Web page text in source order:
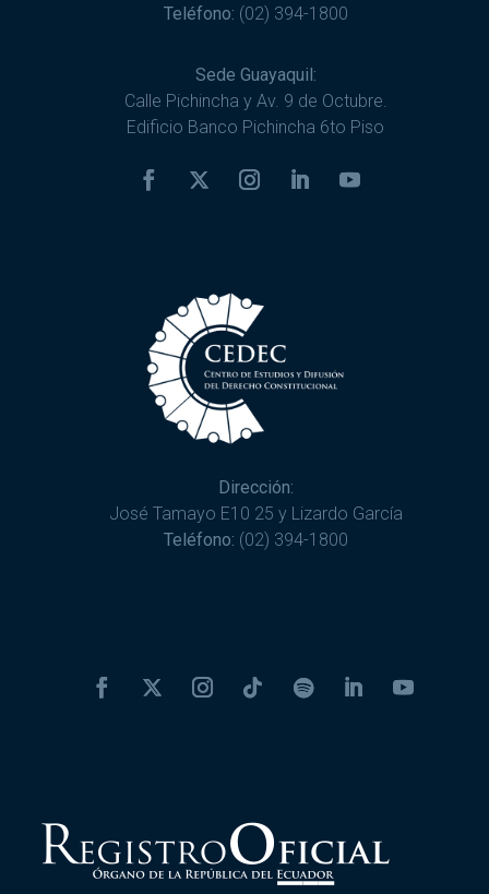
Teléfono: (02) 394-1800
Sede Guayaquil:
Calle Pichincha y Av. 9 de Octubre.
Edificio Banco Pichincha 6to Piso
Dirección:
José Tamayo E10 25 y Lizardo García
Teléfono: (02) 394-1800